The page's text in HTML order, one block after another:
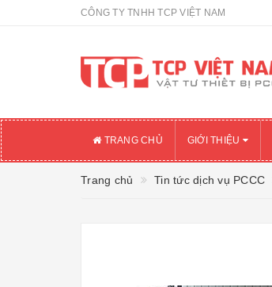
CÔNG TY TNHH TCP VIỆT NAM
TRANG CHỦ GIỚI THIỆU
Trang chủ Tin tức dịch vụ PCCC